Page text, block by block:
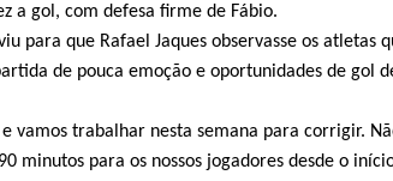
a gol, com defesa firme de Fábio.
para que Rafael Jaques observasse os atletas
de pouca emoção e oportunidades de gol
vamos trabalhar nesta semana para corrigir.
minutos para os nossos jogadores desde o